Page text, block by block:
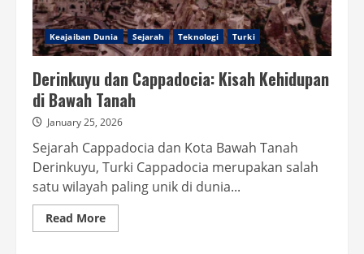
Keajaiban Dunia Sejarah Teknologi Turki
Derinkuyu dan Cappadocia: Kisah Kehidupan
di Bawah Tanah
January 25, 2026
Sejarah Cappadocia dan Kota Bawah Tanah
Derinkuyu, Turki Cappadocia merupakan salah
satu wilayah paling unik di dunia...
Read MoreRead
more